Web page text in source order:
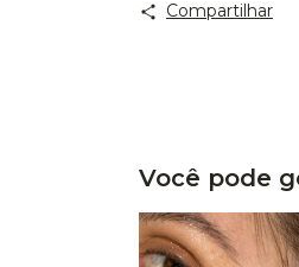
Compartilhar
Você pode